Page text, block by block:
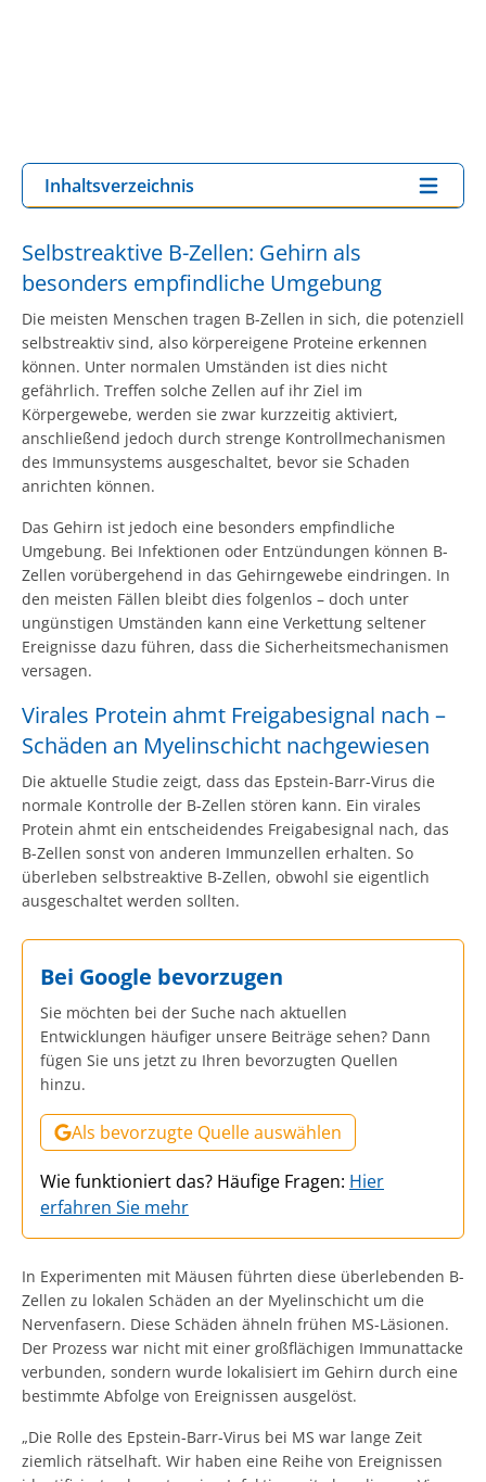
Inhaltsverzeichnis
Selbstreaktive B-Zellen: Gehirn als
besonders empfindliche Umgebung
Die meisten Menschen tragen B-Zellen in sich, die potenziell
selbstreaktiv sind, also körpereigene Proteine erkennen
können. Unter normalen Umständen ist dies nicht
gefährlich. Treffen solche Zellen auf ihr Ziel im
Körpergewebe, werden sie zwar kurzzeitig aktiviert,
anschließend jedoch durch strenge Kontrollmechanismen
des Immunsystems ausgeschaltet, bevor sie Schaden
anrichten können.
Das Gehirn ist jedoch eine besonders empfindliche
Umgebung. Bei Infektionen oder Entzündungen können B-
Zellen vorübergehend in das Gehirngewebe eindringen. In
den meisten Fällen bleibt dies folgenlos – doch unter
ungünstigen Umständen kann eine Verkettung seltener
Ereignisse dazu führen, dass die Sicherheitsmechanismen
versagen.
Virales Protein ahmt Freigabesignal nach –
Schäden an Myelinschicht nachgewiesen
Die aktuelle Studie zeigt, dass das Epstein-Barr-Virus die
normale Kontrolle der B-Zellen stören kann. Ein virales
Protein ahmt ein entscheidendes Freigabesignal nach, das
B-Zellen sonst von anderen Immunzellen erhalten. So
überleben selbstreaktive B-Zellen, obwohl sie eigentlich
ausgeschaltet werden sollten.
Bei Google bevorzugen
Sie möchten bei der Suche nach aktuellen
Entwicklungen häufiger unsere Beiträge sehen? Dann
fügen Sie uns jetzt zu Ihren bevorzugten Quellen
hinzu.
Als bevorzugte Quelle auswählen
Wie funktioniert das? Häufige Fragen: Hier
erfahren Sie mehr
In Experimenten mit Mäusen führten diese überlebenden B-
Zellen zu lokalen Schäden an der Myelinschicht um die
Nervenfasern. Diese Schäden ähneln frühen MS-Läsionen.
Der Prozess war nicht mit einer großflächigen Immunattacke
verbunden, sondern wurde lokalisiert im Gehirn durch eine
bestimmte Abfolge von Ereignissen ausgelöst.
„Die Rolle des Epstein-Barr-Virus bei MS war lange Zeit
ziemlich rätselhaft. Wir haben eine Reihe von Ereignissen